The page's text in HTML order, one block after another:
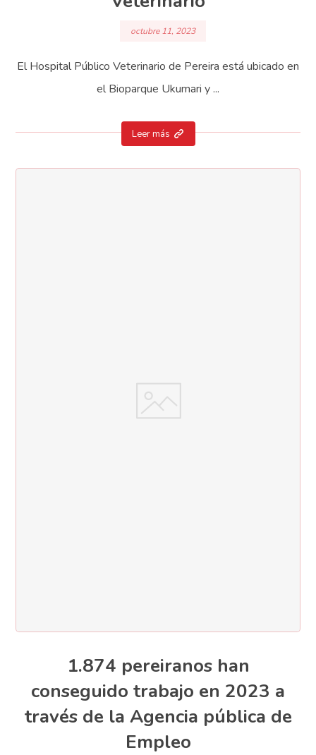
octubre 11, 2023
El Hospital Público Veterinario de Pereira está ubicado en
el Bioparque Ukumari y ...
Leer más
1.874 pereiranos han
conseguido trabajo en 2023 a
través de la Agencia pública de
Empleo